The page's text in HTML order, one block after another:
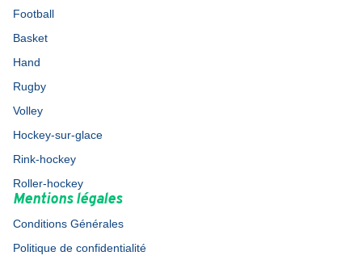
Football
Basket
Hand
Rugby
Volley
Hockey-sur-glace
Rink-hockey
Roller-hockey
Mentions légales
Conditions Générales
Politique de confidentialité